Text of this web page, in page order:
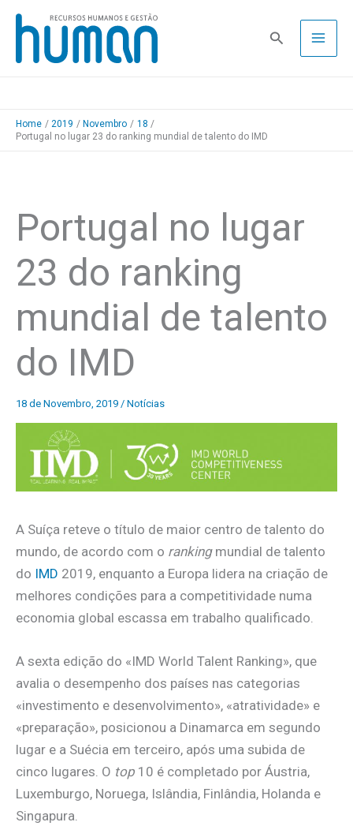
Skip
content
Pesquisa
Home 2019 Novembro
18
Portugal no lugar 23 do ranking mundial de talento do IMD
Portugal no lugar
23 do ranking
mundial de talento
do IMD
18 de Novembro, 2019 / Notícias
A Suíça reteve o título de maior centro de talento do
mundo, de acordo com o rankingmundial de talento
do IMD 2019, enquanto a Europa lidera na criação de
melhores condições para a competitividade numa
economia global escassa em trabalho qualificado.
A sexta edição do «IMD World Talent Ranking», que
avalia o desempenho dos países nas categorias
«investimento e desenvolvimento», «atratividade» e
«preparação», posicionou a Dinamarca em segundo
lugar e a Suécia em terceiro, após uma subida de
cinco lugares. O top 10 é completado por Áustria,
Luxemburgo, Noruega, Islândia, Finlândia, Holanda e
Singapura.